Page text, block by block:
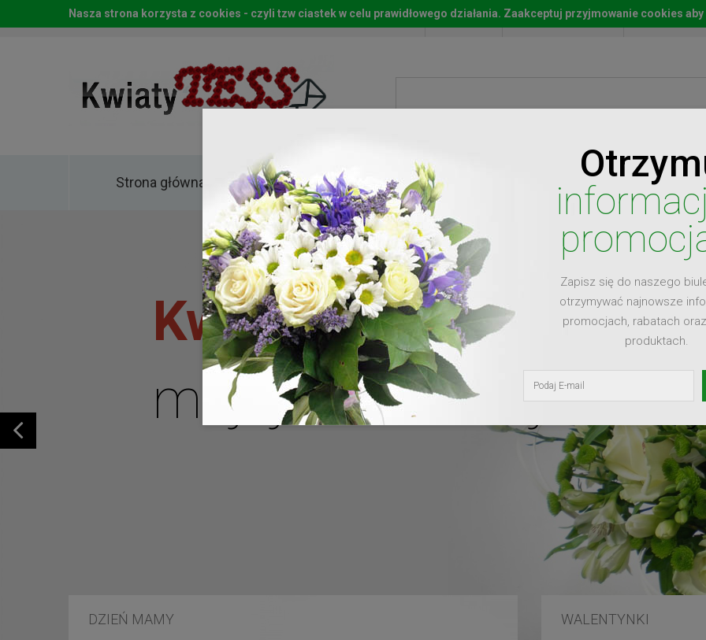
Start Moje konto Lista
Strona główna Kwiaty
Kwiaty dla
mojej ukochanej
DZIEŃ MAMY WALENTYNKI
Zapisz się do naszego
otrzymywać najnowsze
promocjach, rabatach
produktach.
Nasza strona korzysta z cookies - czyli tzw ciastek w celu prawidłowego działania. Zaakceptuj przyjmowanie cookies